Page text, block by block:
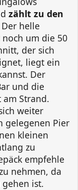
zählt zu den
Der helle
um die 50
der sich
liegt ein
Der
und die
Strand.
weiter
gelegenen Pier
kleinen
zu
empfehle
nehmen, da
ist.